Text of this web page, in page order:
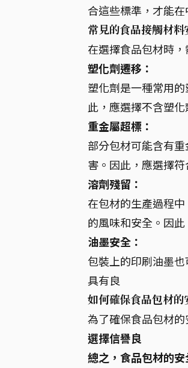
合這些標準，才能在
常見的食品接觸材料
在選擇食品包材時
塑化劑遷移：
塑化劑是一種常用
此，應選擇不含塑
重金屬超標：
部分包材可能含有
害。因此，應選擇
溶劑殘留：
在包材的生產過程
的風味和安全。因
油墨安全：
包裝上的印刷油墨
具有良
如何確保食品包材的
為了確保食品包材
選擇信譽良
總之，食品包材的